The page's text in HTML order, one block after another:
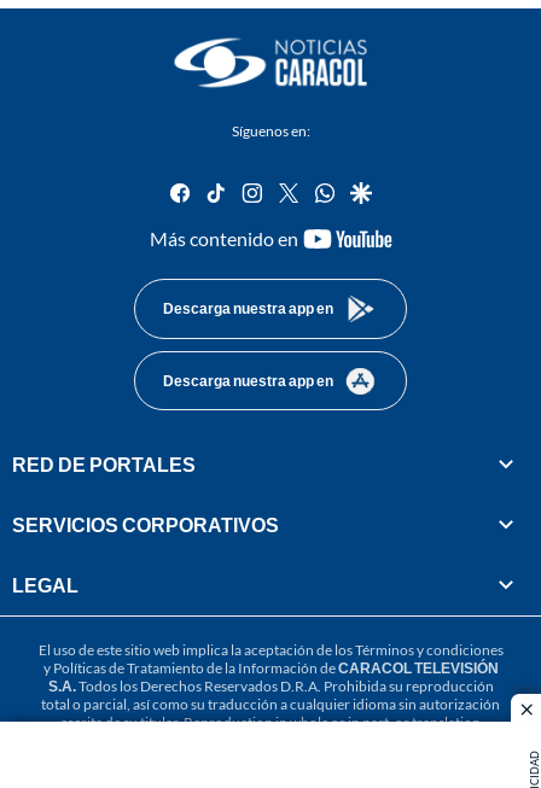
Síguenos en:
facebook
tiktok instagram
twitterwhatsapp
google
Más contenido en
youtube-
Descarga nuestra app en
Descarga nuestra app en
RED DE PORTALES
SERVICIOS CORPORATIVOS
LEGAL
El uso de este sitio web implica la aceptación de losTérminos y condiciones
y Políticas de Tratamiento de la Información deCARACOL TELEVISIÓN
S.A.Todos los Derechos Reservados D.R.A. Prohibida su reproducción
total o parcial, así como su traducción a cualquier idioma sin autorización
escrita de su titular. Reproduction in whole or in part, or translation